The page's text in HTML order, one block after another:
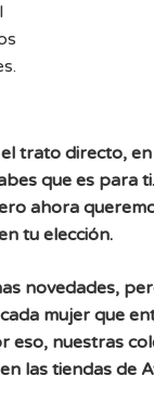
trato directo,
que es para
ahora
tu elección.
novedades,
mujer que
eso, nuestras
las tiendas de